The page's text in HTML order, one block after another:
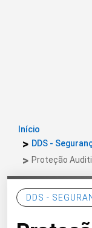
Início
DDS -
Proteção
DDS -